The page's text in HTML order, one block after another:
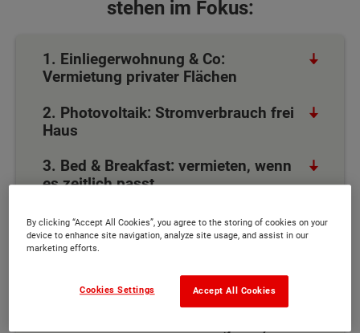
stehen im Fokus:
1. Einliegerwohnung & Co:
Vermietung privater Flächen
2. Photovoltaik: Stromverbrauch frei
Haus
3. Bed & Breakfast: vermieten, wenn
es zeitlich passt
4. Stromtankstelle: Gutes für
Nachbarn, Portemonnaie und Umwelt
5. Werbefläche: Geld fürs
Hinschauen
By clicking “Accept All Cookies”, you agree to the storing of cookies on your
device to enhance site navigation, analyze site usage, and assist in our
marketing efforts.
Accept All Cookies
Cookies Settings